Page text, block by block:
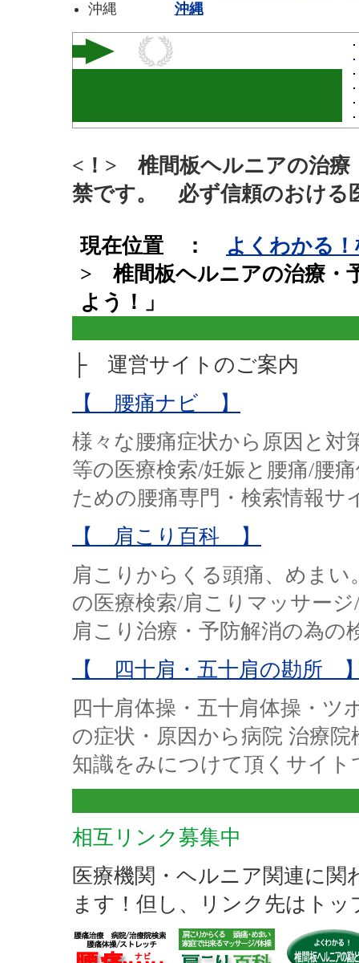
沖縄 沖縄
<！> 椎間板ヘルニアの治療
禁です。 必ず信頼のおける
現在位置 ：
よくわかる
> 椎間板ヘルニアの治療・
よう！」
├ 運営サイトのご案内
【 腰痛ナビ 】
様々な腰痛症状から原因と対
等の医療検索/妊娠と腰痛/腰
ための腰痛専門・検索情報サ
【 肩こり百科 】
肩こりからくる頭痛、めま
の医療検索/肩こりマッサー
肩こり治療・予防解消の為の
【 四十肩・五十肩の勘所
四十肩体操・五十肩体操・ツ
の症状・原因から病院 治療
知識をみにつけて頂くサイト
相互リンク募集中
医療機関・ヘルニア関連に
ます！但し、リンク先はト